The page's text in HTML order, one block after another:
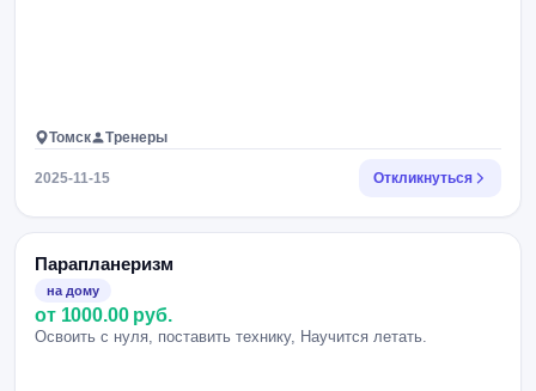
Томск Тренеры
2025-11-15 Откликнуться
Парапланеризм
на дому
от 1000.00 руб.
Освоить с нуля, поставить технику, Научится летать.